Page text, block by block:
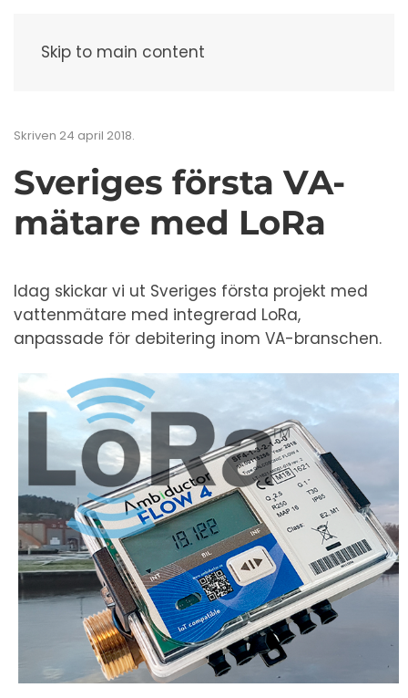
Skip to main content
Skriven 24 april 2018.
Sveriges första VA-
mätare med LoRa
Idag skickar vi ut Sveriges första projekt med
vattenmätare med integrerad LoRa,
anpassade för debitering inom VA-branschen.